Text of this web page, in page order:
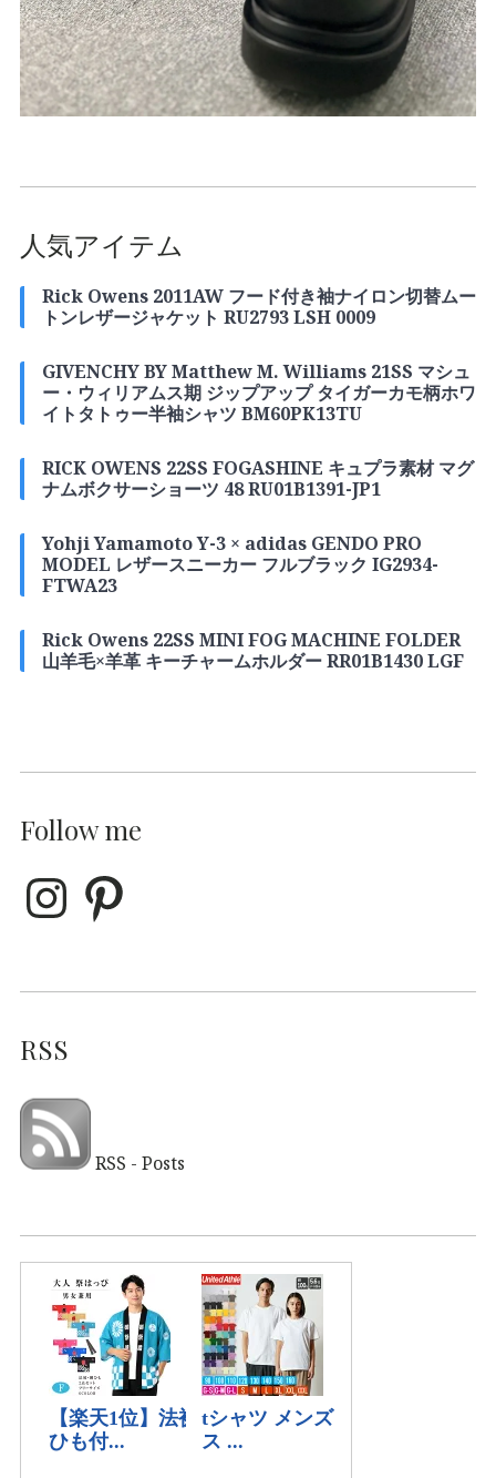
人気アイテム
Rick Owens 2011AW フード付き袖ナイロン切替ムー
トンレザージャケット RU2793 LSH 0009
GIVENCHY BY Matthew M. Williams 21SS マシュ
ー・ウィリアムス期 ジップアップ タイガーカモ柄ホワ
イトタトゥー半袖シャツ BM60PK13TU
RICK OWENS 22SS FOGASHINE キュプラ素材 マグ
ナムボクサーショーツ 48 RU01B1391-JP1
Yohji Yamamoto Y-3 × adidas GENDO PRO
MODEL レザースニーカー フルブラック IG2934-
FTWA23
Rick Owens 22SS MINI FOG MACHINE FOLDER
山羊毛×羊革 キーチャームホルダー RR01B1430 LGF
Follow me
RSS
RSS - Posts